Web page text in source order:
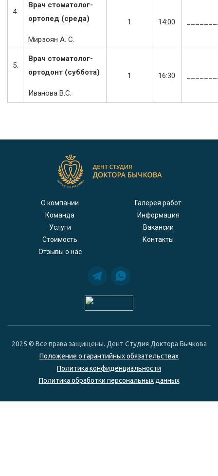
4.
Врач стоматолог-
ортопед (среда)
Мирзоян А. С.
1 14:00
5.
Врач стоматолог-
ортодонт (суббота)
Иванова В.С.
1 16:30
О компании
Команда
Услуги
Стоимость
Отзывы о нас
Галерея работ
Информация
Вакансии
Контакты
2025 © Все права защищены. Дент Студия Доктора Бычкова
Положение о гарантийных обязательствах
Политика конфиденциальности
Политика обработки персональных данных